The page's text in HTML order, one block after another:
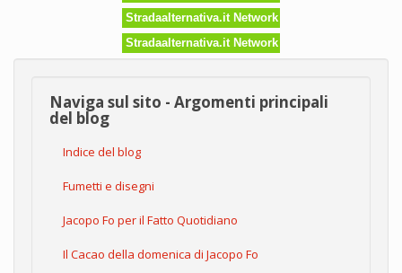
Stradaalternativa.it Network
Stradaalternativa.it Network
Naviga sul sito - Argomenti principali
del blog
Indice del blog
Fumetti e disegni
Jacopo Fo per il Fatto Quotidiano
Il Cacao della domenica di Jacopo Fo